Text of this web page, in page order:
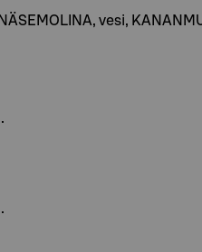
vesi,